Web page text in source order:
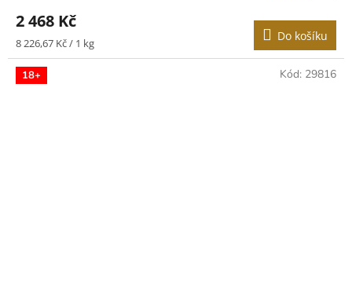
2 468 Kč
Měrná
cena:
8 226,67 Kč / 1 kg Do košíku
18+ Kód: 29816